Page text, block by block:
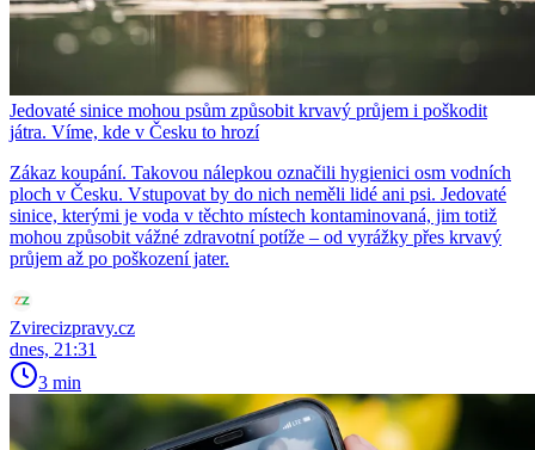
Jedovaté sinice mohou psům způsobit krvavý průjem i poškodit
játra. Víme, kde v Česku to hrozí
Zákaz koupání. Takovou nálepkou označili hygienici osm vodních
ploch v Česku. Vstupovat by do nich neměli lidé ani psi. Jedovaté
sinice, kterými je voda v těchto místech kontaminovaná, jim totiž
mohou způsobit vážné zdravotní potíže – od vyrážky přes krvavý
průjem až po poškození jater.
Zvirecizpravy.cz
dnes, 21:31
3 min